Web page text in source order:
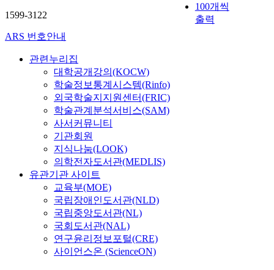
100개씩
출력
1599-3122
ARS 번호안내
관련누리집
대학공개강의(KOCW)
학술정보통계시스템(Rinfo)
외국학술지지원센터(FRIC)
학술관계분석서비스(SAM)
사서커뮤니티
기관회원
지식나눔(LOOK)
의학전자도서관(MEDLIS)
유관기관 사이트
교육부(MOE)
국립장애인도서관(NLD)
국립중앙도서관(NL)
국회도서관(NAL)
연구윤리정보포털(CRE)
사이언스온 (ScienceON)